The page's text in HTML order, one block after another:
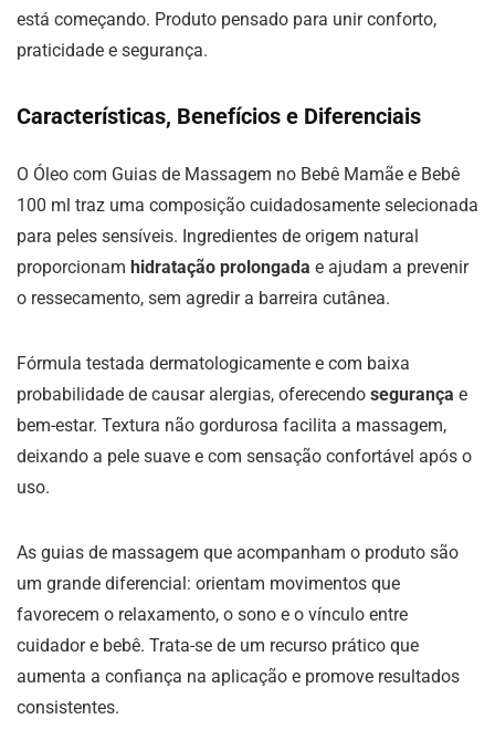
está começando. Produto pensado para unir conforto,
praticidade e segurança.
Características, Benefícios e Diferenciais
O Óleo com Guias de Massagem no Bebê Mamãe e Bebê
100 ml traz uma composição cuidadosamente selecionada
para peles sensíveis. Ingredientes de origem natural
proporcionam hidratação prolongada e ajudam a prevenir
o ressecamento, sem agredir a barreira cutânea.
Fórmula testada dermatologicamente e com baixa
probabilidade de causar alergias, oferecendo segurança e
bem-estar. Textura não gordurosa facilita a massagem,
deixando a pele suave e com sensação confortável após o
uso.
As guias de massagem que acompanham o produto são
um grande diferencial: orientam movimentos que
favorecem o relaxamento, o sono e o vínculo entre
cuidador e bebê. Trata-se de um recurso prático que
aumenta a confiança na aplicação e promove resultados
consistentes.